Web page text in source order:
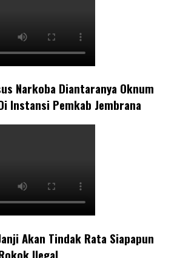
Narkoba Diantaranya Oknum
Instansi Pemkab Jembrana
Akan Tindak Rata Siapapun
Ilegal